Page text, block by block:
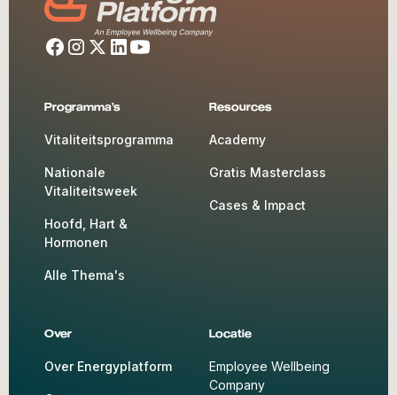
Programma's
Vitaliteitsprogramma
Nationale
Vitaliteitsweek
Hoofd, Hart &
Hormonen
Alle Thema's
Resources
Academy
Gratis Masterclass
Cases & Impact
Over
Over Energyplatform
Locatie
Employee Wellbeing
Company